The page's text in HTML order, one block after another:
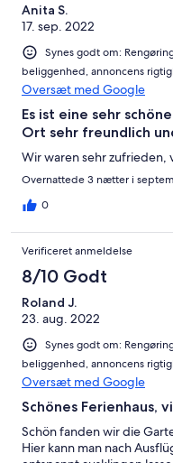
Anita S.
17. sep. 2022
Synes godt om:
beliggenhed, annoncens
Oversæt med Google
Es ist eine sehr
Ort sehr freundlich
Wir waren sehr zufrieden,
Overnattede 3 nætter i
0
Verificeret anmeldelse
8/10 Godt
Roland J.
23. aug. 2022
Synes godt om:
beliggenhed, annoncens
Oversæt med Google
Schönes Ferienhaus,
Schön fanden wir die
Hier kann man nach